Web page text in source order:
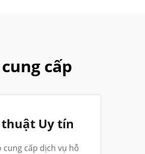
cấp
Uy tín
cấp dịch vụ hỗ